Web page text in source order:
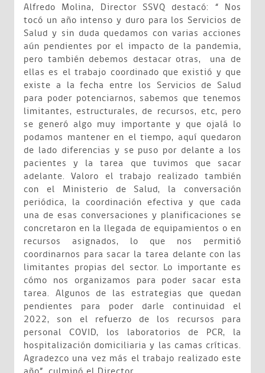
Alfredo Molina, Director SSVQ destacó: “ Nos
tocó un año intenso y duro para los Servicios de
Salud y sin duda quedamos con varias acciones
aún pendientes por el impacto de la pandemia,
pero también debemos destacar otras, una de
ellas es el trabajo coordinado que existió y que
existe a la fecha entre los Servicios de Salud
para poder potenciarnos, sabemos que tenemos
limitantes, estructurales, de recursos, etc, pero
se generó algo muy importante y que ojalá lo
podamos mantener en el tiempo, aquí quedaron
de lado diferencias y se puso por delante a los
pacientes y la tarea que tuvimos que sacar
adelante. Valoro el trabajo realizado también
con el Ministerio de Salud, la conversación
periódica, la coordinación efectiva y que cada
una de esas conversaciones y planificaciones se
concretaron en la llegada de equipamientos o en
recursos asignados, lo que nos permitió
coordinarnos para sacar la tarea delante con las
limitantes propias del sector. Lo importante es
cómo nos organizamos para poder sacar esta
tarea. Algunos de las estrategias que quedan
pendientes para poder darle continuidad el
2022, son el refuerzo de los recursos para
personal COVID, los laboratorios de PCR, la
hospitalización domiciliaria y las camas críticas.
Agradezco una vez más el trabajo realizado este